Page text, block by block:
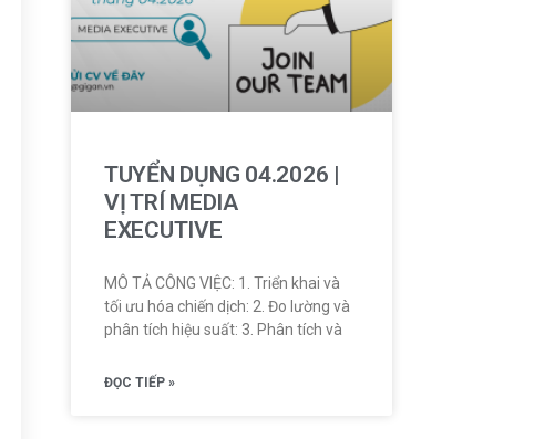
TUYỂN DỤNG 04.2026 |
VỊ TRÍ MEDIA
EXECUTIVE
MÔ TẢ CÔNG VIỆC: 1. Triển khai và
tối ưu hóa chiến dịch: 2. Đo lường và
phân tích hiệu suất: 3. Phân tích và
ĐỌC TIẾP »